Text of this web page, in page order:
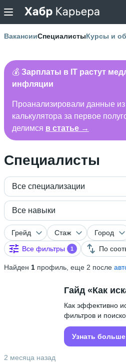
ВакансииСпециалистыКурсы и
💰 Зарплаты в IT растут
инфляции
Проанализировали данные из
калькулятора за первое
делимся в статье →
Специалисты
Все специализации
Все навыки
Грейд Стаж Город
Все фильтры
1 По
Найден 1 профиль, еще 2 после
Гайд «Как
Как эффективно
фильтров и
Узнать больше
2 месяца назад